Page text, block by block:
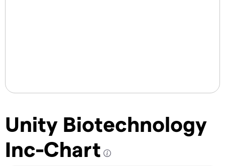
Unity Biotechnology
Inc-Chart